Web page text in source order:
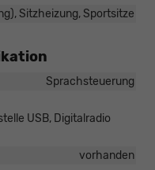
Sitzheizung, Sportsitze
Sprachsteuerung
USB, Digitalradio
vorhanden